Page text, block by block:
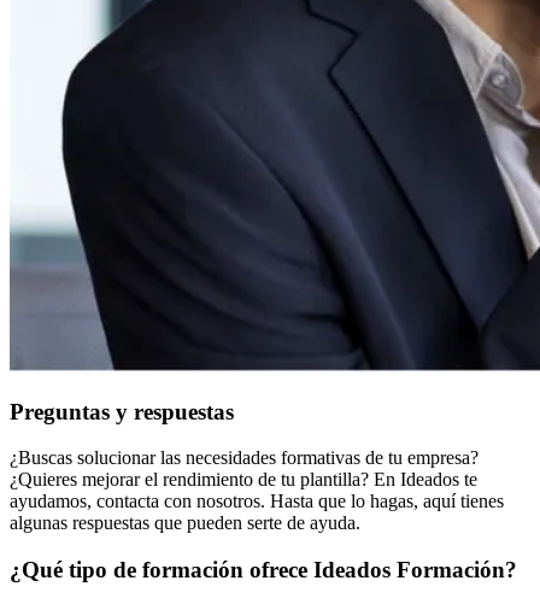
Preguntas y respuestas
¿Buscas solucionar las necesidades formativas de tu empresa?
¿Quieres mejorar el rendimiento de tu plantilla? En Ideados te
ayudamos, contacta con nosotros. Hasta que lo hagas, aquí tienes
algunas respuestas que pueden serte de ayuda.
¿Qué tipo de formación ofrece Ideados Formación?